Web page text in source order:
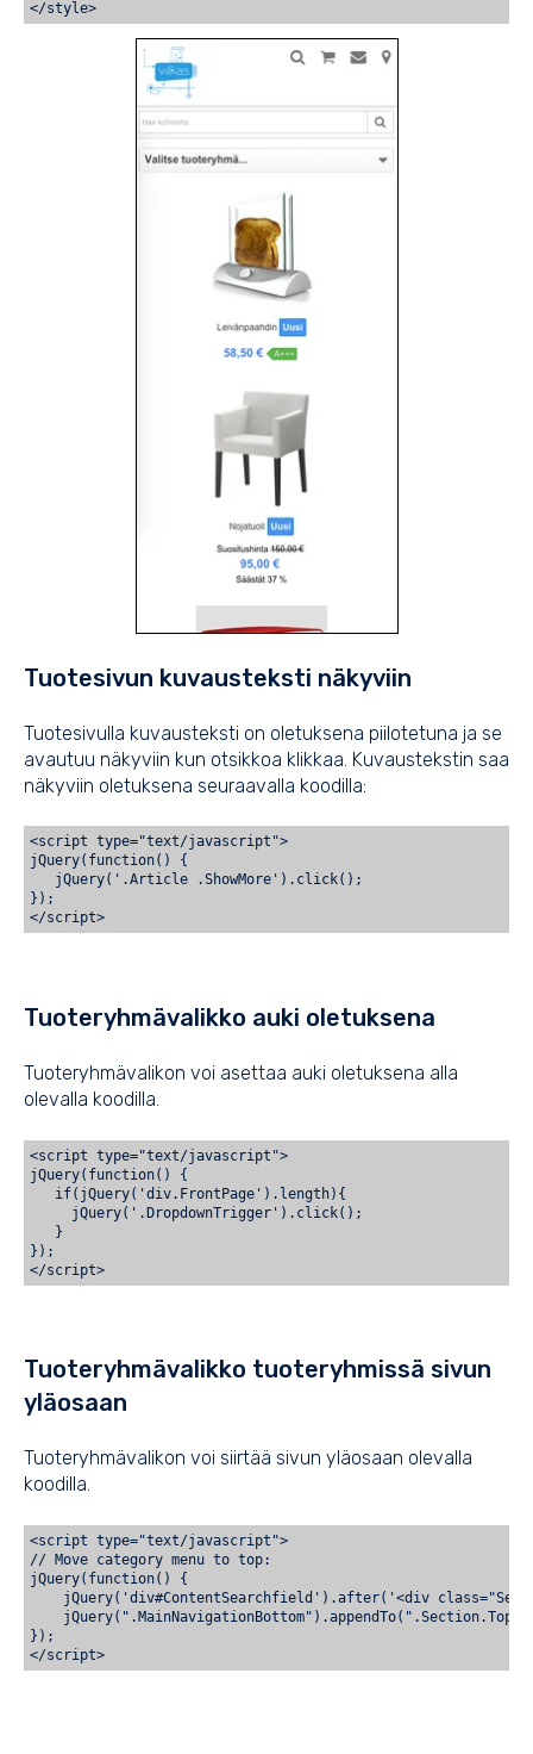
Tuotesivun kuvausteksti näkyviin
Tuotesivulla kuvausteksti on oletuksena piilotetuna ja se
avautuu näkyviin kun otsikkoa klikkaa. Kuvaustekstin saa
näkyviin oletuksena seuraavalla koodilla:
<script type="text/javascript">
jQuery(function() {
   jQuery('.Article .ShowMore').click();
});
Tuoteryhmävalikko auki oletuksena
Tuoteryhmävalikon voi asettaa auki oletuksena alla
olevalla koodilla.
<script type="text/javascript">
jQuery(function() {
   if(jQuery('div.FrontPage').length){
     jQuery('.DropdownTrigger').click();
   }
});
Tuoteryhmävalikko tuoteryhmissä sivun
yläosaan
Tuoteryhmävalikon voi siirtää sivun yläosaan olevalla
koodilla.
<script type="text/javascript">
// Move category menu to top:
jQuery(function() {
jQuery('div#ContentSearchfield').after('<div
});